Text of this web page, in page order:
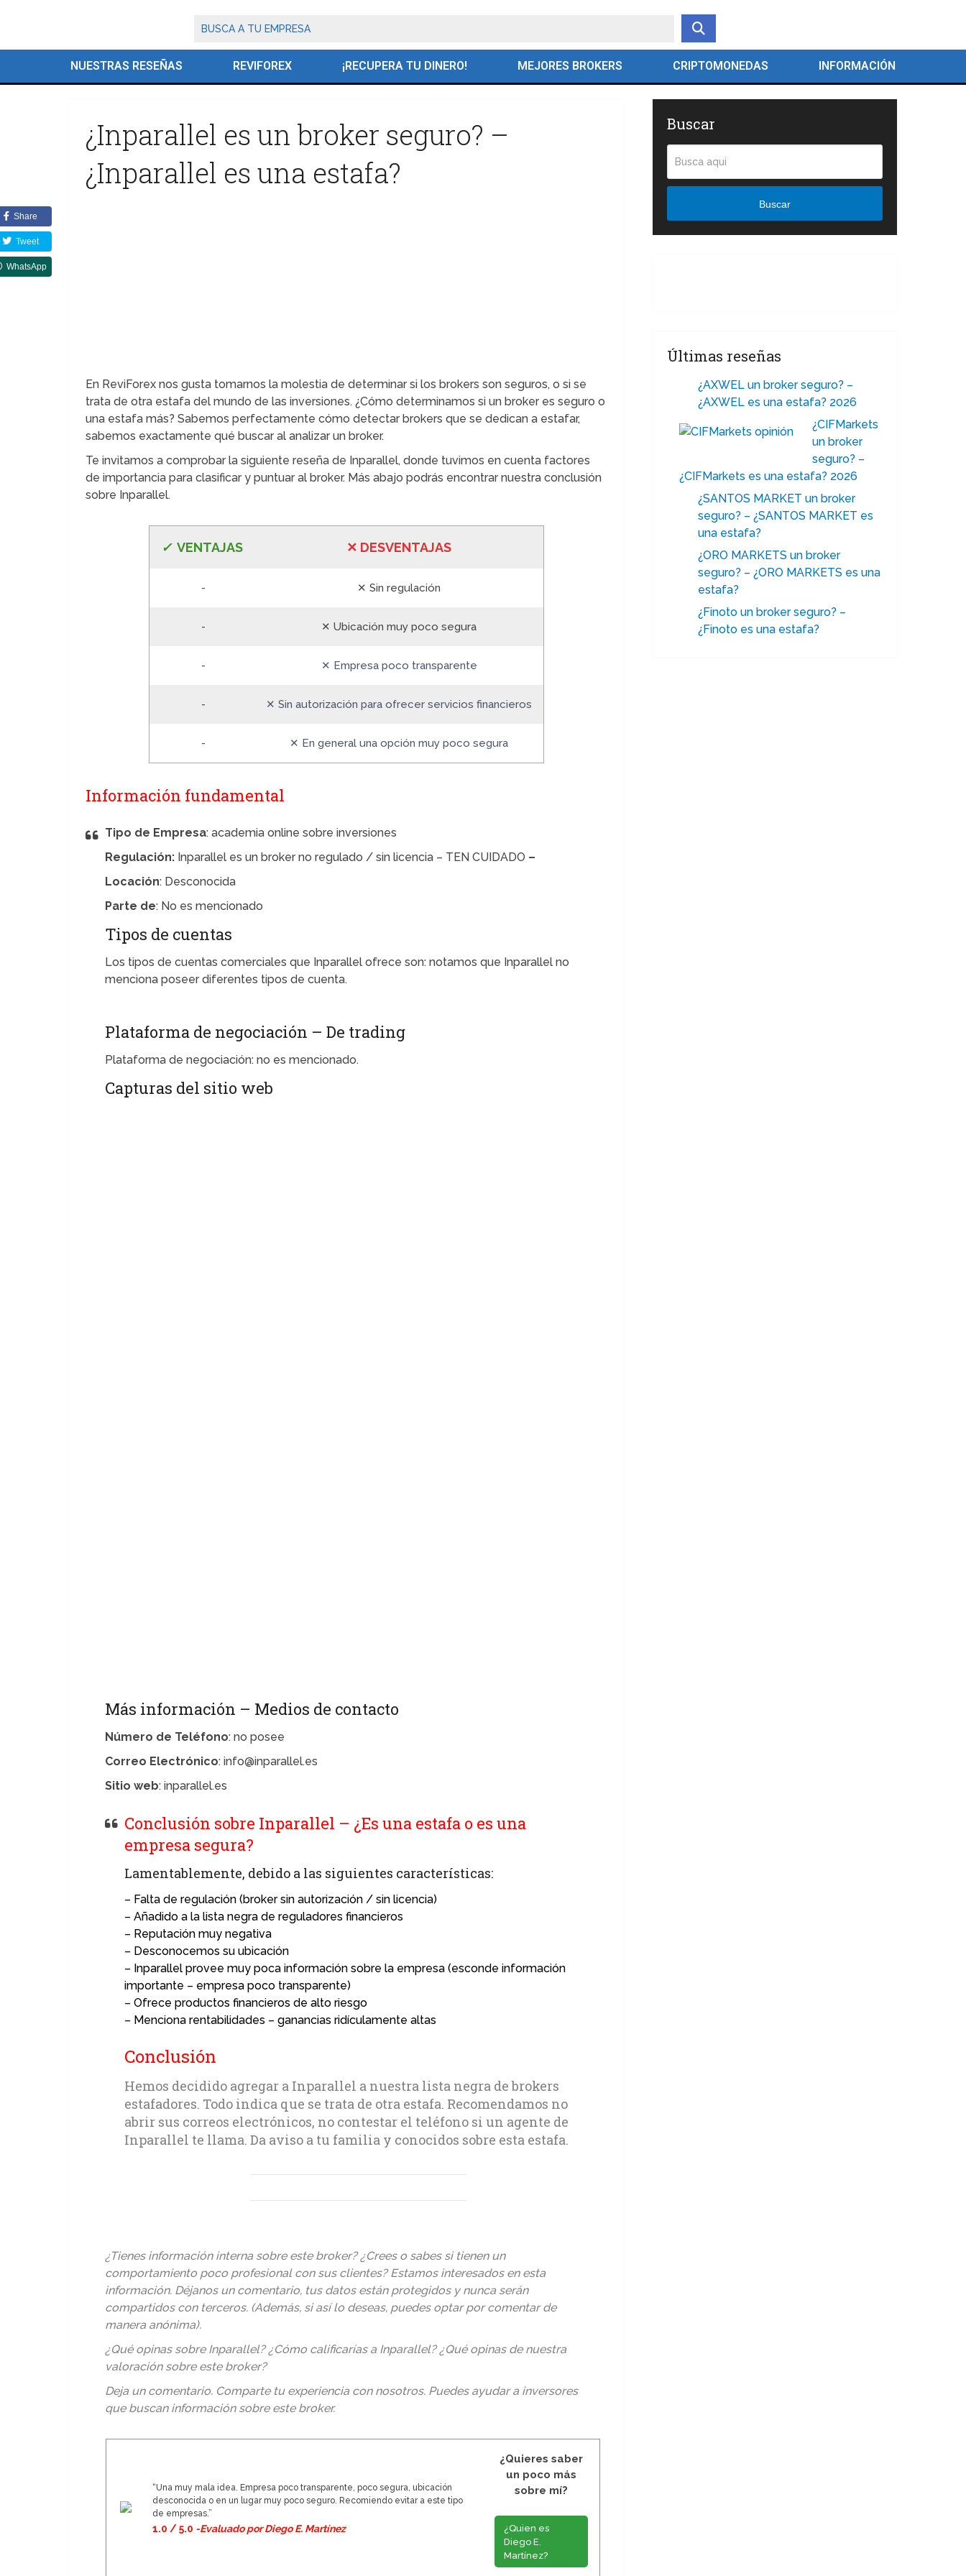
NUESTRAS RESEÑAS REVIFOREX ¡RECUPERA TU DINERO! MEJORES BROKERS CRIPTOMONEDAS INFORMACIÓN
¿Inparallel es un broker seguro? –
¿Inparallel es una estafa?
En ReviForex nos gusta tomarnos la molestia de determinar si los brokers son seguros, o si se
trata de otra estafa del mundo de las inversiones. ¿Cómo determinamos si un broker es seguro o
una estafa más? Sabemos perfectamente cómo detectar brokers que se dedican a estafar,
sabemos exactamente qué buscar al analizar un broker.
Te invitamos a comprobar la siguiente reseña de Inparallel, donde tuvimos en cuenta factores
de importancia para clasificar y puntuar al broker. Más abajo podrás encontrar nuestra conclusión
sobre Inparallel.
✓VENTAJAS ✕ DESVENTAJAS
- ✕ Sin regulación
- ✕ Ubicación muy poco segura
- ✕ Empresa poco transparente
- ✕ Sin autorización para ofrecer servicios financieros
- ✕ En general una opción muy poco segura
Información fundamental
Tipo de Empresa: academia online sobre inversiones
Regulación: Inparallel es un broker no regulado / sin licencia – TEN CUIDADO –
Locación: Desconocida
Parte de: No es mencionado
Tipos de cuentas
Los tipos de cuentas comerciales que Inparallel ofrece son: notamos que Inparallel no
menciona poseer diferentes tipos de cuenta.
Plataforma de negociación – De trading
Plataforma de negociación: no es mencionado.
Capturas del sitio web
Más información – Medios de contacto
Número de Teléfono: no posee
Correo Electrónico: info@inparallel.es
Sitio web: inparallel.es
Conclusión sobre Inparallel – ¿Es una estafa o es una
empresa segura?
Lamentablemente, debido a las siguientes características:
– Falta de regulación (broker sin autorización / sin licencia)
– Añadido a la lista negra de reguladores financieros
– Reputación muy negativa
– Desconocemos su ubicación
– Inparallel provee muy poca información sobre la empresa (esconde información
importante – empresa poco transparente)
– Ofrece productos financieros de alto riesgo
– Menciona rentabilidades – ganancias ridículamente altas
Conclusión
Hemos decidido agregar a Inparallel a nuestra lista negra de brokers
estafadores. Todo indica que se trata de otra estafa. Recomendamos no
abrir sus correos electrónicos, no contestar el teléfono si un agente de
Inparallel te llama. Da aviso a tu familia y conocidos sobre esta estafa.
¿Tienes información interna sobre este broker? ¿Crees o sabes si tienen un
comportamiento poco profesional con sus clientes? Estamos interesados en esta
información. Déjanos un comentario, tus datos están protegidos y nunca serán
compartidos con terceros. (Además, si así lo deseas, puedes optar por comentar de
manera anónima).
¿Qué opinas sobre Inparallel? ¿Cómo calificarías a Inparallel? ¿Qué opinas de nuestra
valoración sobre este broker?
Deja un comentario. Comparte tu experiencia con nosotros. Puedes ayudar a inversores
que buscan información sobre este broker.
“Una muy mala idea. Empresa poco transparente, poco segura, ubicación
desconocida o en un lugar muy poco seguro. Recomiendo evitar a este tipo
de empresas.”
1.0 / 5.0 -Evaluado por Diego E. Martínez
¿Quieres saber
un poco más
sobre mí?
¿Quien es
Diego E.
Martínez?
Share
Tweet
WhatsApp
Buscar
Buscar
Últimas reseñas
¿AXWEL un broker seguro? –
¿AXWEL es una estafa? 2026
¿CIFMarkets
un broker
seguro? –
¿CIFMarkets es una estafa? 2026
¿SANTOS MARKET un broker
seguro? – ¿SANTOS MARKET es
una estafa?
¿ORO MARKETS un broker
seguro? – ¿ORO MARKETS es una
estafa?
¿Finoto un broker seguro? –
¿Finoto es una estafa?